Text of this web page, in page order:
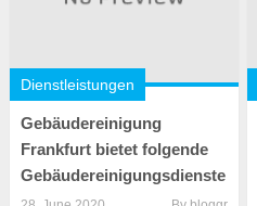
Dienstleistungen
Gebäudereinigung
Frankfurt bietet folgende
Gebäudereinigungsdienste